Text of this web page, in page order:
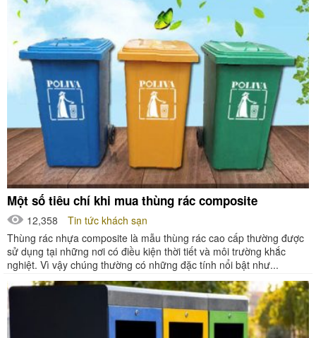
Một số tiêu chí khi mua thùng rác composite
12,358
Tin tức khách sạn
Thùng rác nhựa composite là mẫu thùng rác cao cấp thường được
sử dụng tại những nơi có điều kiện thời tiết và môi trường khắc
nghiệt. Vì vậy chúng thường có những đặc tính nổi bật như...